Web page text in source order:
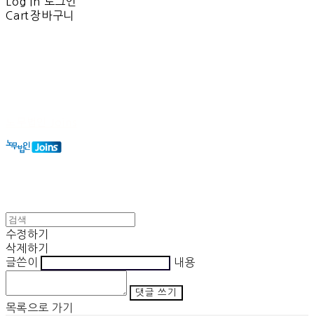
Cart장바구니
수정하기
삭제하기
글쓴이
내용
댓글 쓰기
목록으로 가기